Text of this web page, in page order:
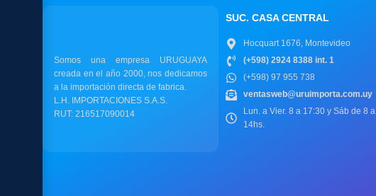
Somos una empresa URUGUAYA
creada en el año 2000, nos dedicamos
a la importación directa de fabrica.
L.H. IMPORTACIONES S.A.S.
RUT: 216517090014
SUC. CASA CENTRAL
Hocquart 1676, Montevideo
(+598) 2924 8388 int. 1
(+598) 97 955 738
ventasweb@uruimporta.com.uy
Lun. a Vier. 8 a 17:30 y Sáb de 8 a
14hs.